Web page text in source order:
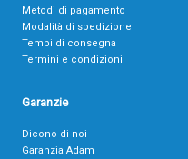
Metodi di pagamento
Modalità di spedizione
Tempi di consegna
Termini e condizioni
Garanzie
Dicono di noi
Garanzia Adam